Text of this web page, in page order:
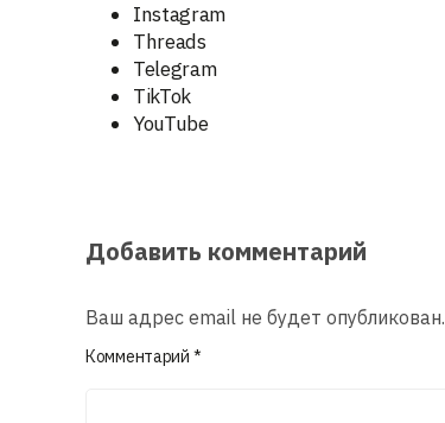
Instagram
Threads
Telegram
TikTok
YouTube
Добавить комментарий
Ваш адрес email не будет опубликован.
Комментарий *